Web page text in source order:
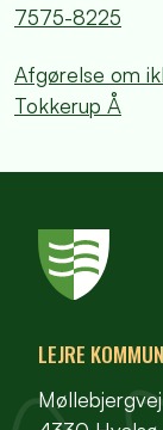
7575-8225
Afgørelse om
Tokkerup Å
LEJRE